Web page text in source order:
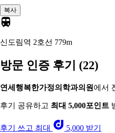
복사
신도림역 2호선 779m
방문 인증 후기 (22)
연세행복한가정의학과의원 에서
후기 공유하고 최대 5,000포인트
후기 쓰고 최대 5,000 받기